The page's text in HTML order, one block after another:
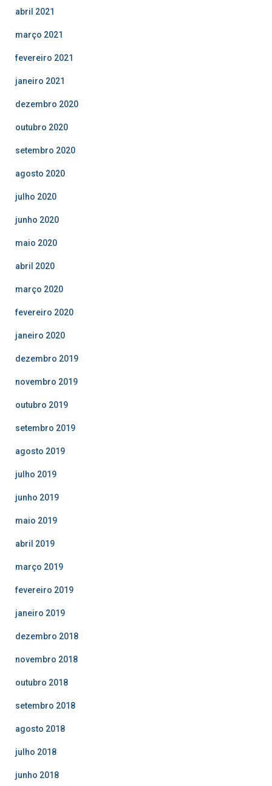
abril 2021
março 2021
fevereiro 2021
janeiro 2021
dezembro 2020
outubro 2020
setembro 2020
agosto 2020
julho 2020
junho 2020
maio 2020
abril 2020
março 2020
fevereiro 2020
janeiro 2020
dezembro 2019
novembro 2019
outubro 2019
setembro 2019
agosto 2019
julho 2019
junho 2019
maio 2019
abril 2019
março 2019
fevereiro 2019
janeiro 2019
dezembro 2018
novembro 2018
outubro 2018
setembro 2018
agosto 2018
julho 2018
junho 2018